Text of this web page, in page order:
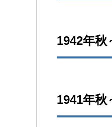
1942年秋
1941年秋